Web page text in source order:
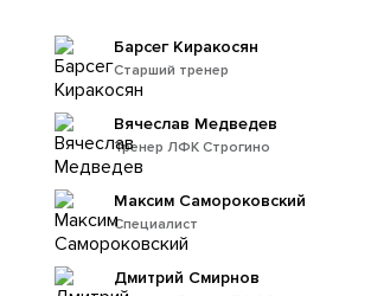
Старший тренер
Барсег Киракосян
Тренер ЛФК Строгино
Вячеслав Медведев
Специалист
Максим Самороковский
Дмитрий Смирнов